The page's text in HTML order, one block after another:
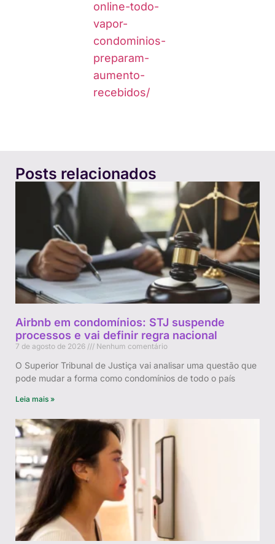
online-todo-
vapor-
condominios-
preparam-
aumento-
recebidos/
Posts relacionados
Airbnb em condomínios: STJ suspende
processos e vai definir regra nacional
7 de agosto de 2026 Nenhum comentário
O Superior Tribunal de Justiça vai analisar uma questão que
pode mudar a forma como condomínios de todo o país
Leia mais »